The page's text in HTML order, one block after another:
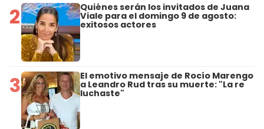
2 Quiénes serán los invitados de Juana
Viale para el domingo 9 de agosto:
exitosos actores
3 El emotivo mensaje de Rocío Marengo
a Leandro Rud tras su muerte: "La re
luchaste"